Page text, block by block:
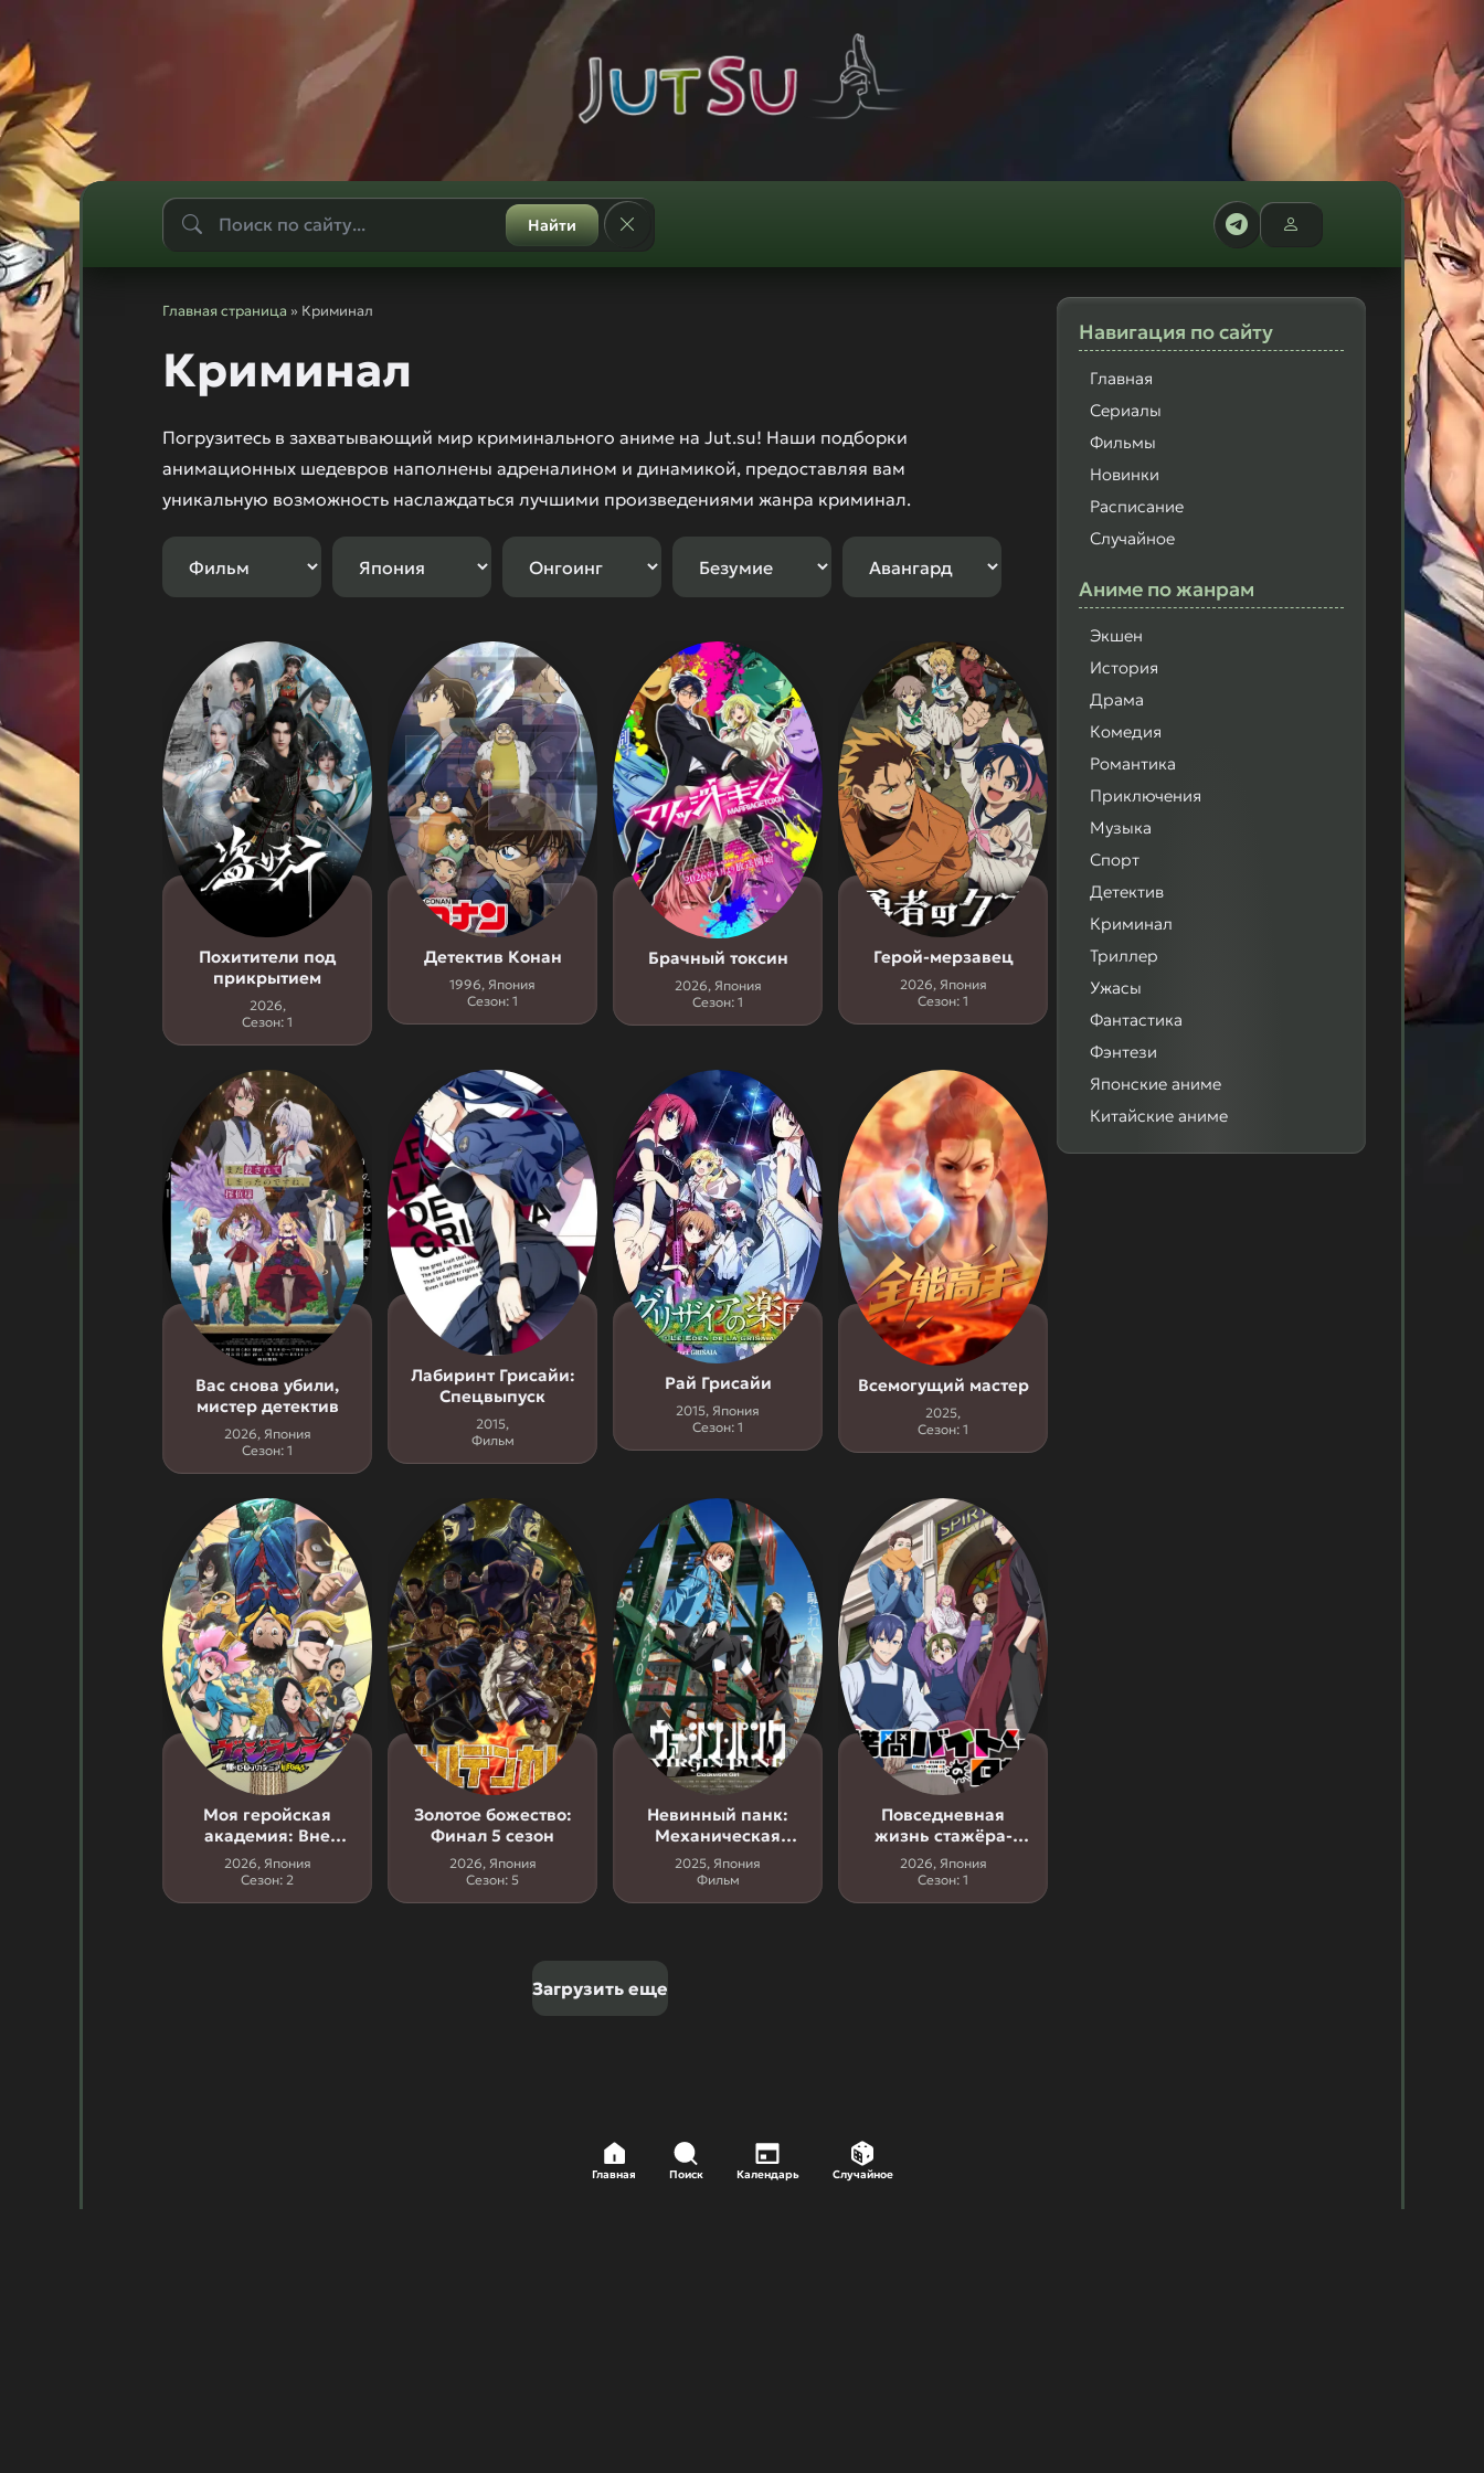
Найти
Главная Поиск Календарь Случайное
Навигация по сайту
Главная
Сериалы
Фильмы
Новинки
Расписание
Случайное
Аниме по жанрам
Экшен
История
Драма
Комедия
Романтика
Приключения
Музыка
Спорт
Детектив
Криминал
Триллер
Ужасы
Фантастика
Фэнтези
Японские аниме
Китайские аниме
Главная страница » Криминал
Криминал
Погрузитесь в захватывающий мир криминального аниме на Jut.su! Наши подборки
анимационных шедевров наполнены адреналином и динамикой, предоставляя вам
уникальную возможность наслаждаться лучшими произведениями жанра криминал.
Похитители под
прикрытием
2026,
Сезон: 1
Детектив Конан
1996, Япония
Сезон: 1
Брачный токсин
2026, Япония
Сезон: 1
Герой-мерзавец
2026, Япония
Сезон: 1
Вас снова убили,
мистер детектив
2026, Япония
Сезон: 1
Лабиринт Грисайи:
Спецвыпуск
2015,
Фильм
Рай Грисайи
2015, Япония
Сезон: 1
Всемогущий мастер
2025,
Сезон: 1
Моя геройская
академия: Вне
закона 2 сезон
2026, Япония
Сезон: 2
Золотое божество:
Финал 5 сезон
2026, Япония
Сезон: 5
Невинный панк:
Механическая
девушка
2025, Япония
Фильм
Повседневная
жизнь стажёра-
мучителя
2026, Япония
Сезон: 1
Загрузить еще